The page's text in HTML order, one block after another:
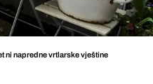
ni napredne vrtlarske vještine